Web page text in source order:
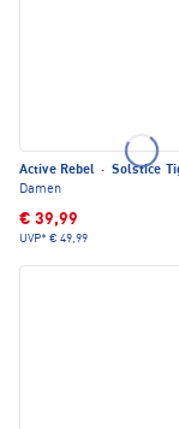
Active Rebel · Solstice
Damen
€ 39,99
UVP* € 49,99